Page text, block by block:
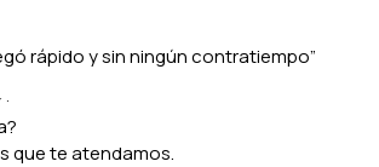
rápido y sin ningún contratiempo”
·
que te atendamos.